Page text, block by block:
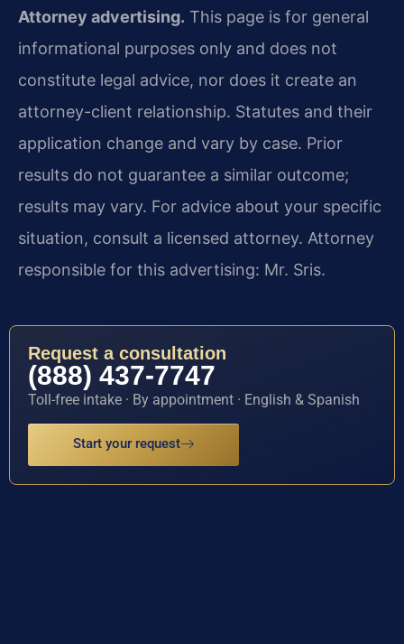
Attorney advertising. This page is for general
informational purposes only and does not
constitute legal advice, nor does it create an
attorney-client relationship. Statutes and their
application change and vary by case. Prior
results do not guarantee a similar outcome;
results may vary. For advice about your specific
situation, consult a licensed attorney. Attorney
responsible for this advertising: Mr. Sris.
Request a consultation
(888) 437-7747
Toll-free intake · By appointment · English & Spanish
Start your request